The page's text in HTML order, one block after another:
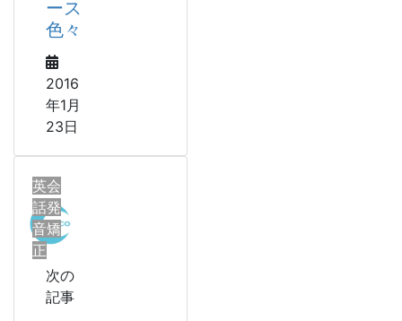
ース
色々
2016
年1月
23日
英会
話発
音矯
正
次の
記事